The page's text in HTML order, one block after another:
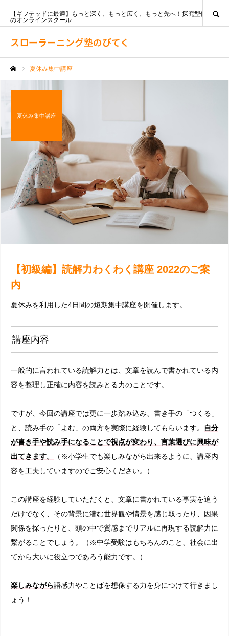
スローラーニング塾のびてく
【ギフテッドに最適】もっと深く、もっと広く、もっと先へ！探究型個別指導
のオンラインスクール
夏休み集中講座
夏休み集中講座
【初級編】読解力わくわく講座 2022のご案
内
夏休みを利用した4日間の短期集中講座を開催します。
講座内容
一般的に言われている読解力とは、文章を読んで書かれている内
容を整理し正確に内容を読みとる力のことです。
ですが、今回の講座では更に一歩踏み込み、書き手の「つくる」
と、読み手の「よむ」の両方を実際に経験してもらいます。
自分
が書き手や読み手になることで視点が変わり、言葉選びに興味が
出てきます。
（※小学生でも楽しみながら出来るように、講座内
容を工夫していますのでご安心ください。）
この講座を経験していただくと、文章に書かれている事実を追う
だけでなく、その背景に潜む世界観や情景を感じ取ったり、因果
関係を探ったりと、頭の中で質感までリアルに再現する読解力に
繋がることでしょう。（※中学受験はもちろんのこと、社会に出
てから大いに役立つであろう能力です。）
楽しみながら語感力やことばを想像する力を身につけて行きまし
ょう！